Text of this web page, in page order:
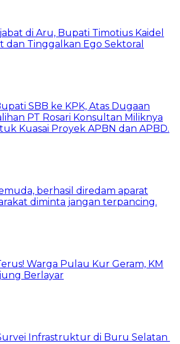
di Aru, Bupati Timotius Kaidel
dan Tinggalkan Ego Sektoral
SBB ke KPK, Atas Dugaan
PT Rosari Konsultan Miliknya
Kuasai Proyek APBN dan APBD.
berhasil diredam aparat
diminta jangan terpancing.
Warga Pulau Kur Geram, KM
Berlayar
Infrastruktur di Buru Selatan